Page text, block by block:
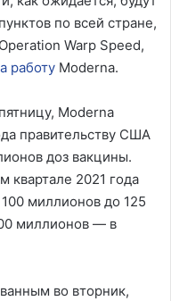
по всей стране,
Warp Speed,
работу Moderna.
Moderna
правительству США
доз вакцины.
квартале 2021 года
миллионов до 125
миллионов — в
во вторник,